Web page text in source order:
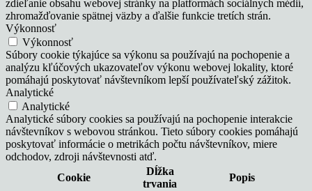
zdieľanie obsahu webovej stránky na platformách sociálnych médií,
zhromažďovanie spätnej väzby a ďalšie funkcie tretích strán.
Výkonnosť
Výkonnosť
Súbory cookie týkajúce sa výkonu sa používajú na pochopenie a
analýzu kľúčových ukazovateľov výkonu webovej lokality, ktoré
pomáhajú poskytovať návštevníkom lepší používateľský zážitok.
Analytické
Analytické
Analytické súbory cookies sa používajú na pochopenie interakcie
návštevníkov s webovou stránkou. Tieto súbory cookies pomáhajú
poskytovať informácie o metrikách počtu návštevníkov, miere
odchodov, zdroji návštevnosti atď.
Cookie
Dĺžka
trvania
Popis